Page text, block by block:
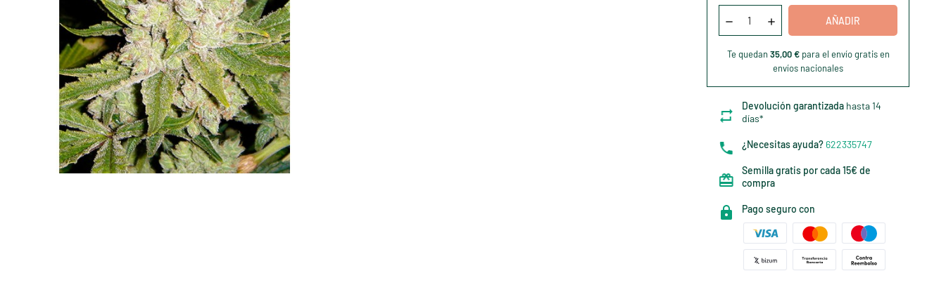
AÑADIR
Te quedan 35,00 €para el envío gratis en
envíos nacionales
Devolución garantizada hasta 14
días*
¿Necesitas ayuda? 622335747
Semilla gratis por cada 15€ de
compra
Pago seguro con